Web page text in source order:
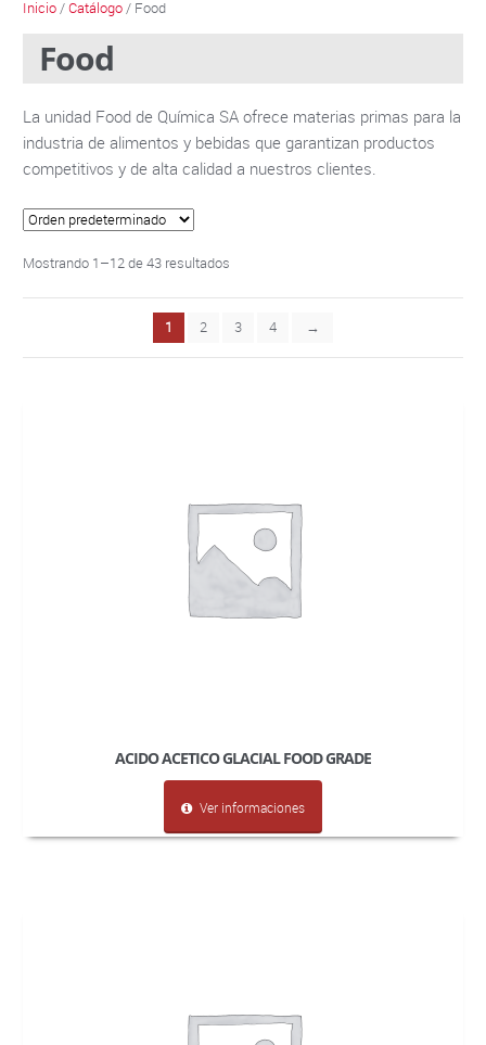
Inicio/Catálogo/ Food
Food
La unidad Food de Química SA ofrece materias primas para la
industria de alimentos y bebidas que garantizan productos
competitivos y de alta calidad a nuestros clientes.
Mostrando 1–12 de 43 resultados
1 2 3 4 →
ACIDO ACETICO GLACIAL FOOD GRADE
Ver informaciones